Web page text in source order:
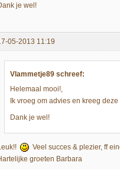
je wel!
05-2013 11:19
Vlammetje89 schreef:
Helemaal mooi!,
Ik vroeg om advies en kreeg
Dank je wel!
Veel succes & plezier, ff
groeten Barbara